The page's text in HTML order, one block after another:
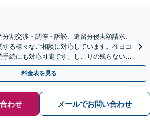
分割交渉・調停・訴訟、遺留分侵害額請求、
る様々なご相談に対応しています。在日コ
手続にも対応可能です。しこりの残らない解
。
料金表を見る
わせ メールでお問い合わせ